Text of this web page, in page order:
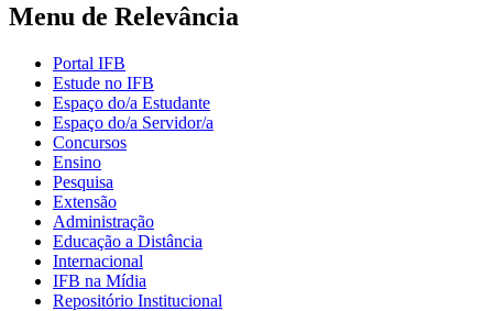
Menu de Relevância
Portal IFB
Estude no IFB
Espaço do/a Estudante
Espaço do/a Servidor/a
Concursos
Ensino
Pesquisa
Extensão
Administração
Educação a Distância
Internacional
IFB na Mídia
Repositório Institucional